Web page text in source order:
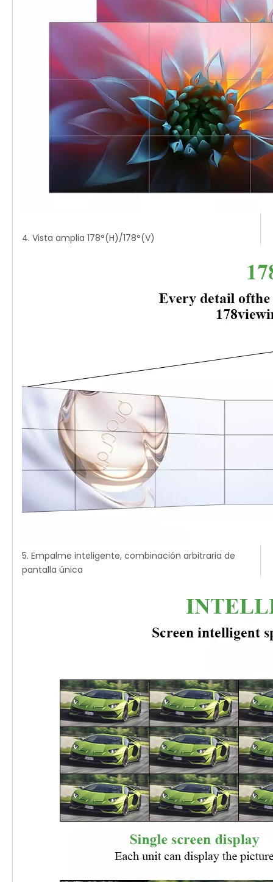
4. Vista amplia 178°(H)/178°(V)
5. Empalme inteligente, combinación arbitraria de
pantalla única